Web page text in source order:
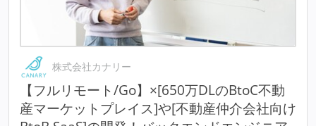
株式会社カナリー
【フルリモート/Go】×[650万DLのBtoC不動
産マーケットプレイス]や[不動産仲介会社向け